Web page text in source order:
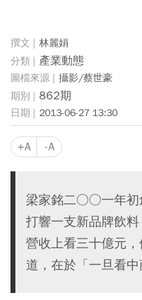
林麗娟
產業動態
攝影/蔡世豪
862期
2013-06-27 13:30
+A -A
梁家銘二○○一年初
打響一支新品牌飲
營收上看三十億元
道，在於「一旦看中